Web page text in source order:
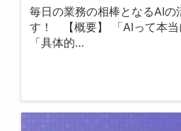
毎日の業務の相棒となるAIの
す！ 【概要】 「AIって本当
「具体的…